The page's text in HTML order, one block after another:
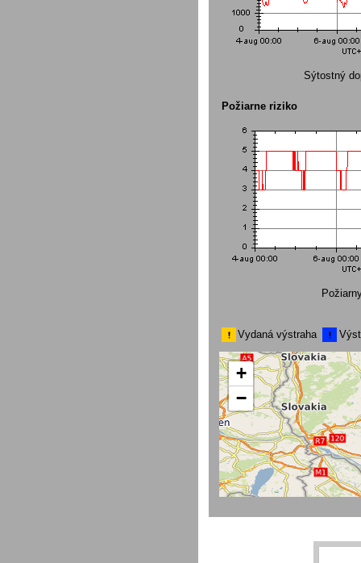
Sýtostný
Požiarne riziko
Vydaná výstraha
+
−